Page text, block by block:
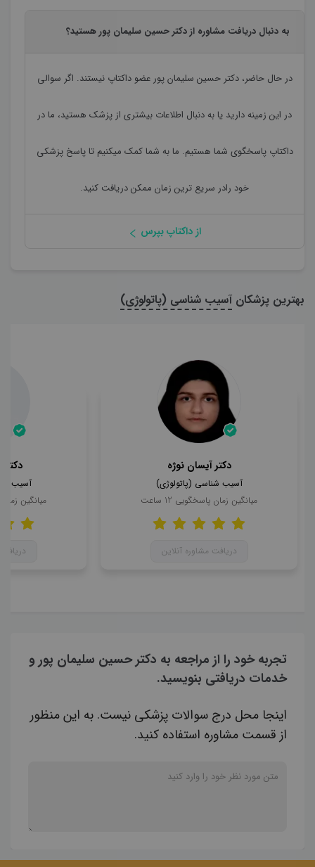
به دنبال دریافت مشاوره از دکتر حسین سلیمان پور هستید؟
در حال حاضر،دکتر حسین سلیمان پورعضو داکتاپ نیستند. اگر سوالی
در این زمینه دارید یا به دنبال اطلاعات بیشتری از پزشک هستید، ما در
داکتاپ پاسخگوی شما هستیم. ما به شما کمک میکنیم تا پاسخ پزشکی
خود رادر سریع ترین زمان ممکن دریافت کنید.
از داکتاپ بپرس
بهترین پزشکان آسیب شناسی (پاتولوژی)
دکتر آیسان نوژه
آسیب شناسی (پاتولوژی)
میانگین زمان پاسخگویی 12 ساعت
دریافت مشاوره آنلاین
دکتر
آسیب
میانگین
تجربه خود را از مراجعه به دکتر حسین سلیمان پور و
خدمات دریافتی بنویسید.
اینجا محل درج سوالات پزشکی نیست. به این منظور
از قسمت مشاوره استفاده کنید.